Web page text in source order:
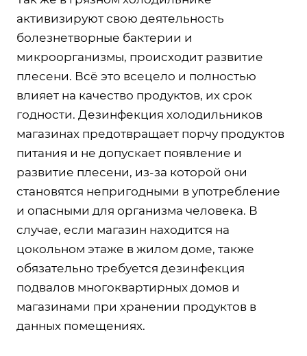
активизируют свою деятельность
болезнетворные бактерии и
микроорганизмы, происходит развитие
плесени. Всё это всецело и полностью
влияет на качество продуктов, их срок
годности. Дезинфекция холодильников
магазинах предотвращает порчу продуктов
питания и не допускает появление и
развитие плесени, из-за которой они
становятся непригодными в употребление
и опасными для организма человека. В
случае, если магазин находится на
цокольном этаже в жилом доме, также
обязательно требуется дезинфекция
подвалов многоквартирных домов и
магазинами при хранении продуктов в
данных помещениях.